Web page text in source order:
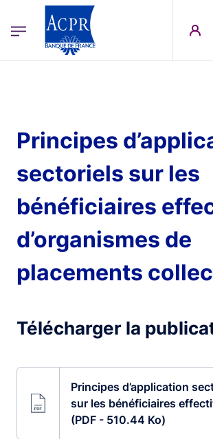
ACPR Menu Principal (French)
Principes
sectoriels sur les
bénéficiaires
d’organismes de
placements
Télécharger la
Principes d’application
sur les bénéficiaires
(PDF - 510.44 Ko)